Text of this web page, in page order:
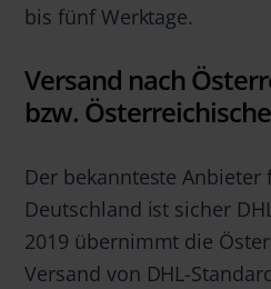
bis fünf Werktage.
Versand nach
bzw.
Der bekannteste Anbieter
Deutschland ist sicher
2019 übernimmt die
Versand von DHL-